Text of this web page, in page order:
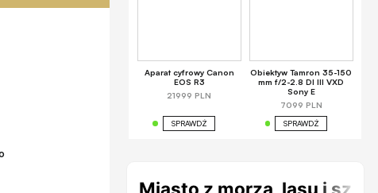
Aparat cyfrowy Canon
EOS R3
21999 PLN
SPRAWDŹ
Obiektyw Tamron 35-150
mm f/2-2.8 DI III VXD
Sony E
7099 PLN
SPRAWDŹ